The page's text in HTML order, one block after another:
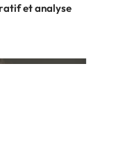
et analyse